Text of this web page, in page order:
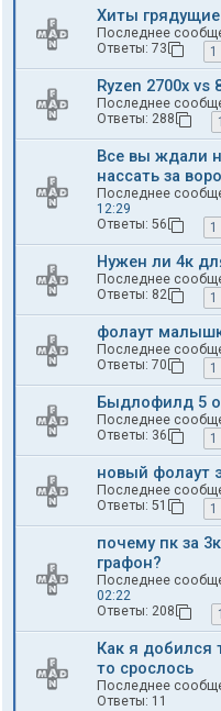
Хиты грядущие
Последнее
Ответы: 73 1
Ryzen 2700х vs
Последнее
Ответы: 288 1
Все вы ждали
нассать за
Последнее
12:29
Ответы: 56 1
Нужен ли 4к
Последнее
Ответы: 82 1
фолаут
Последнее
Ответы: 70 1
Быдлофилд 5
Последнее
Ответы: 36 1
новый фолаут
Последнее
Ответы: 51 1
почему пк за
графон?
Последнее
02:22
Ответы: 208 1
Как я добился
то срослось
Последнее
Ответы: 11